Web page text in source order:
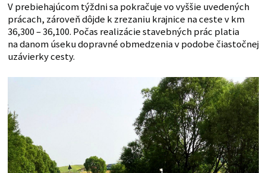
V prebiehajúcom týždni sa pokračuje vo vyššie uvedených
prácach, zároveň dôjde k zrezaniu krajnice na ceste v km
36,300 – 36,100. Počas realizácie stavebných prác platia
na danom úseku dopravné obmedzenia v podobe čiastočnej
uzávierky cesty.